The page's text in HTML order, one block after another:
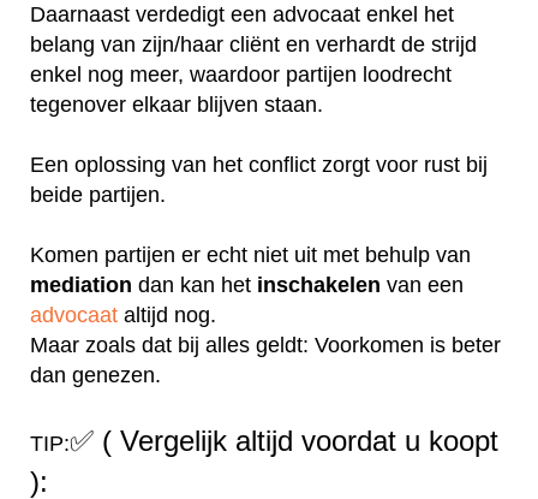
Daarnaast verdedigt een advocaat enkel het
belang van zijn/haar cliënt en verhardt de strijd
enkel nog meer, waardoor partijen loodrecht
tegenover elkaar blijven staan.
Een oplossing van het conflict zorgt voor rust bij
beide partijen.
Komen partijen er echt niet uit met behulp van
mediation dan kan het inschakelen van een
advocaat altijd nog.
Maar zoals dat bij alles geldt: Voorkomen is beter
dan genezen.
TIP:✅ ( Vergelijk altijd voordat u koopt
):